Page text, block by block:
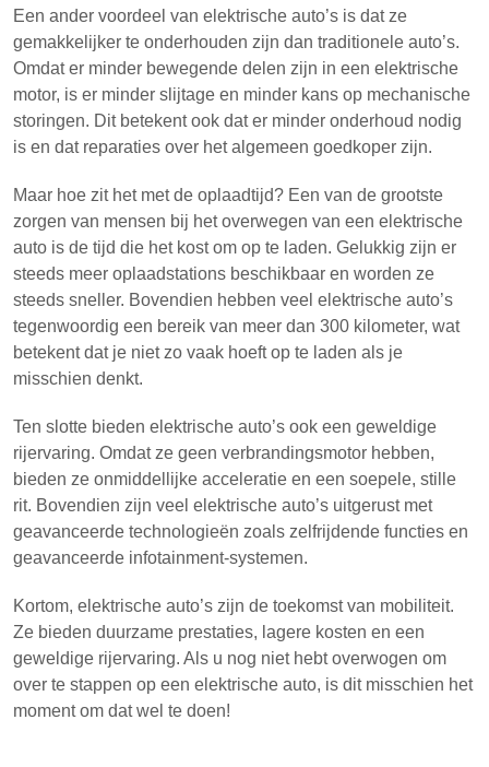
Een ander voordeel van elektrische auto’s is dat ze
gemakkelijker te onderhouden zijn dan traditionele auto’s.
Omdat er minder bewegende delen zijn in een elektrische
motor, is er minder slijtage en minder kans op mechanische
storingen. Dit betekent ook dat er minder onderhoud nodig
is en dat reparaties over het algemeen goedkoper zijn.
Maar hoe zit het met de oplaadtijd? Een van de grootste
zorgen van mensen bij het overwegen van een elektrische
auto is de tijd die het kost om op te laden. Gelukkig zijn er
steeds meer oplaadstations beschikbaar en worden ze
steeds sneller. Bovendien hebben veel elektrische auto’s
tegenwoordig een bereik van meer dan 300 kilometer, wat
betekent dat je niet zo vaak hoeft op te laden als je
misschien denkt.
Ten slotte bieden elektrische auto’s ook een geweldige
rijervaring. Omdat ze geen verbrandingsmotor hebben,
bieden ze onmiddellijke acceleratie en een soepele, stille
rit. Bovendien zijn veel elektrische auto’s uitgerust met
geavanceerde technologieën zoals zelfrijdende functies en
geavanceerde infotainment-systemen.
Kortom, elektrische auto’s zijn de toekomst van mobiliteit.
Ze bieden duurzame prestaties, lagere kosten en een
geweldige rijervaring. Als u nog niet hebt overwogen om
over te stappen op een elektrische auto, is dit misschien het
moment om dat wel te doen!